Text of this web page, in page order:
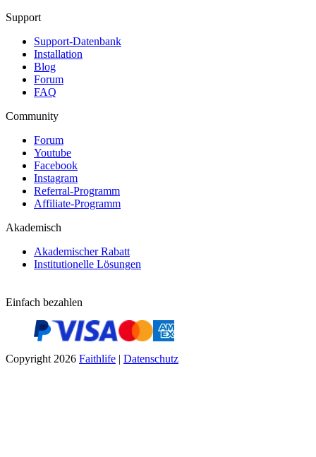
Support
Support-Datenbank
Installation
Blog
Forum
FAQ
Community
Forum
Youtube
Facebook
Instagram
Referral-Programm
Affiliate-Programm
Akademisch
Akademischer Rabatt
Institutionelle Lösungen
Einfach bezahlen
Copyright 2026 Faithlife | Datenschutz